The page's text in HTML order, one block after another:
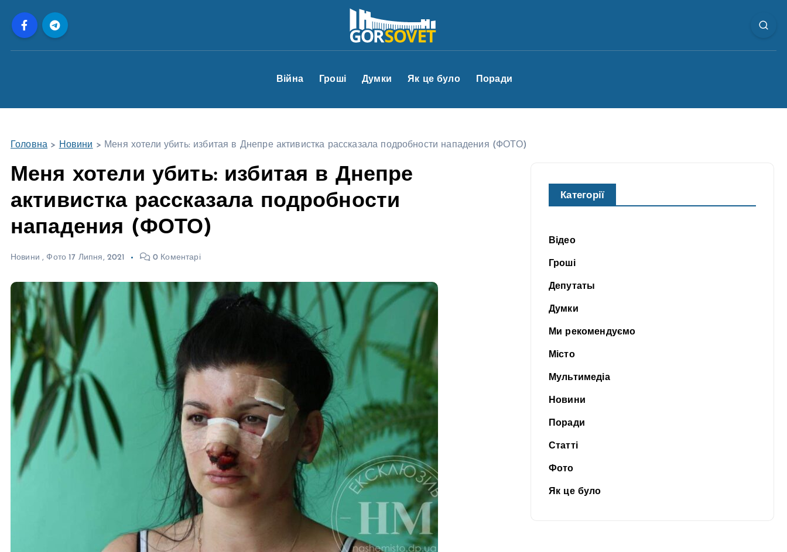
Війна Гроші Думки Як це було Поради
Головна > Новини > Меня хотели убить: избитая в Днепре активистка рассказала подробности нападения (ФОТО)
Меня хотели убить: избитая в Днепре
активистка рассказала подробности
нападения (ФОТО)
Новини , Фото 17 Липня, 2021 0 Коментарі
Категорії
Відео
Гроші
Депутаты
Думки
Ми рекомендуємо
Місто
Мультимедіа
Новини
Поради
Статті
Фото
Як це було